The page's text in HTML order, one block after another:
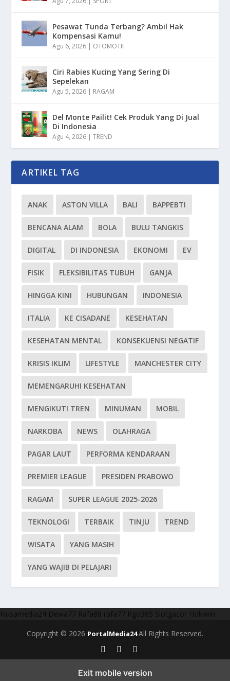
Pesawat Tunda Terbang? Ambil Hak
Kompensasi Kamu!
Agu 6, 2026 | OTOMOTIF
Ciri Rabies Kucing Yang Sering Di
Sepelekan
Agu 5, 2026 | RAGAM
Del Monte Pailit! Cek Produk Yang Di Jual
Di Indonesia
Agu 4, 2026 |TREND
ARTIKEL TAG
ANAK ASTON VILLA BALI BAPPEBTI
BENCANA ALAM BOLA BULU TANGKIS
DIGITAL DI INDONESIA EKONOMI EV
FISIK FLEKSIBILITAS TUBUH GANJA
HINGGA KINI HUBUNGAN INDONESIA
ITALIA KE CISADANE KESEHATAN
KESEHATAN MENTAL KONSEKUENSI NEGATIF
KRISIS IKLIM LIFESTYLE MANCHESTER CITY
MEMENGARUHI KESEHATAN
MENGIKUTI TREN MINUMAN MOBIL
NARKOBA NEWS OLAHRAGA
PAGAR LAUT PERFORMA KENDARAAN
PREMIER LEAGUE PRESIDEN PRABOWO
RAGAM SUPER LEAGUE 2025-2026
TEKNOLOGI TERBAIK TINJU TREND
WISATA YANG MASIH
YANG WAJIB DI PELAJARI
Nusamedia24 Dewa77 Rafa88 rafa77 Rgo365 Slotgacor Hokiwin
Copyright © 2026 PortalMedia24All Rights Reserved.
Exit mobile version